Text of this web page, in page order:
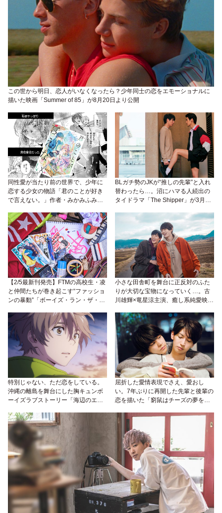
この世から明日、恋人がいなくなったら？少年同士の恋をエモーショナルに
描いた映画「Summer of 85」が8月20日より公開
同性愛が当たり前の世界で、少年に
恋する少女の物語「君のことが好き
で言えない。」作者・みかみふみ先
BLガチ勢のJKが“推しの先輩”と入れ
替わったら…。沼にハマる人続出の
タイドラマ「The Shipper」が3月15
【2/5最新刊発売】FTMの高校生・凌
と仲間たちが巻き起こす“ファッショ
ンの暴動”「ボーイズ・ラン・ザ・ラ
ビュー
小さな田舎町を舞台に正反対のふた
りが大切な宝物になっていく…。古
川雄輝×竜星涼主演、癒し系純愛映画
特別じゃない、ただ恋をしている。
沖縄の離島を舞台にした胸キュンボ
ーイズラブストーリー「海辺のエト
屈折した愛情表現でさえ、愛おし
い。7年ぶりに再開した先輩と後輩の
恋を描いた「窮鼠はチーズの夢を見